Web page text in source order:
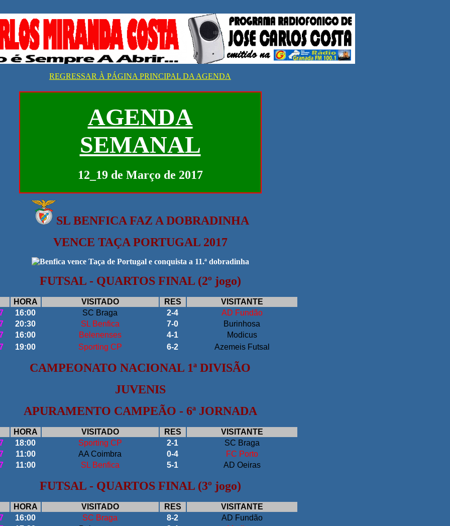
REGRESSAR À PÁGINA PRINCIPAL DA AGENDA
AGENDA
SEMANAL
12_19 de Março de 2017
SL BENFICA FAZ A DOBRADINHA
VENCE TAÇA PORTUGAL 2017
FUTSAL - QUARTOS FINAL (2º jogo)
HORA VISITADO RES
VISITANTE
16:00 SC Braga 2-4
AD Fundão
20:30 SL Benfica 7-0
Burinhosa
16:00 Belenenses 4-1
Modicus
19:00 Sporting CP 6-2 Azemeis Futsal
CAMPEONATO NACIONAL 1ª DIVISÃO
JUVENIS
APURAMENTO CAMPEÃO - 6ª JORNADA
HORA VISITADO RES
VISITANTE
18:00 Sporting CP 2-1
SC Braga
11:00 AA Coimbra 0-4
FC Porto
11:00 SL Benfica 5-1 AD Oeiras
FUTSAL - QUARTOS FINAL (3º jogo)
HORA VISITADO RES
VISITANTE
16:00 SC Braga 8-2
AD Fundão